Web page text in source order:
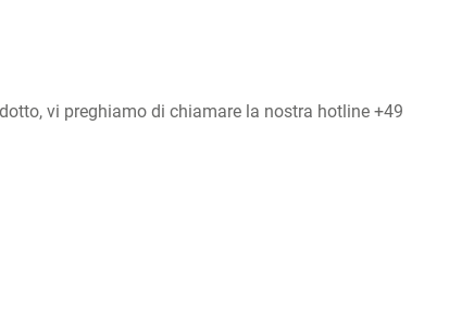
vi preghiamo di chiamare la nostra hotline +49